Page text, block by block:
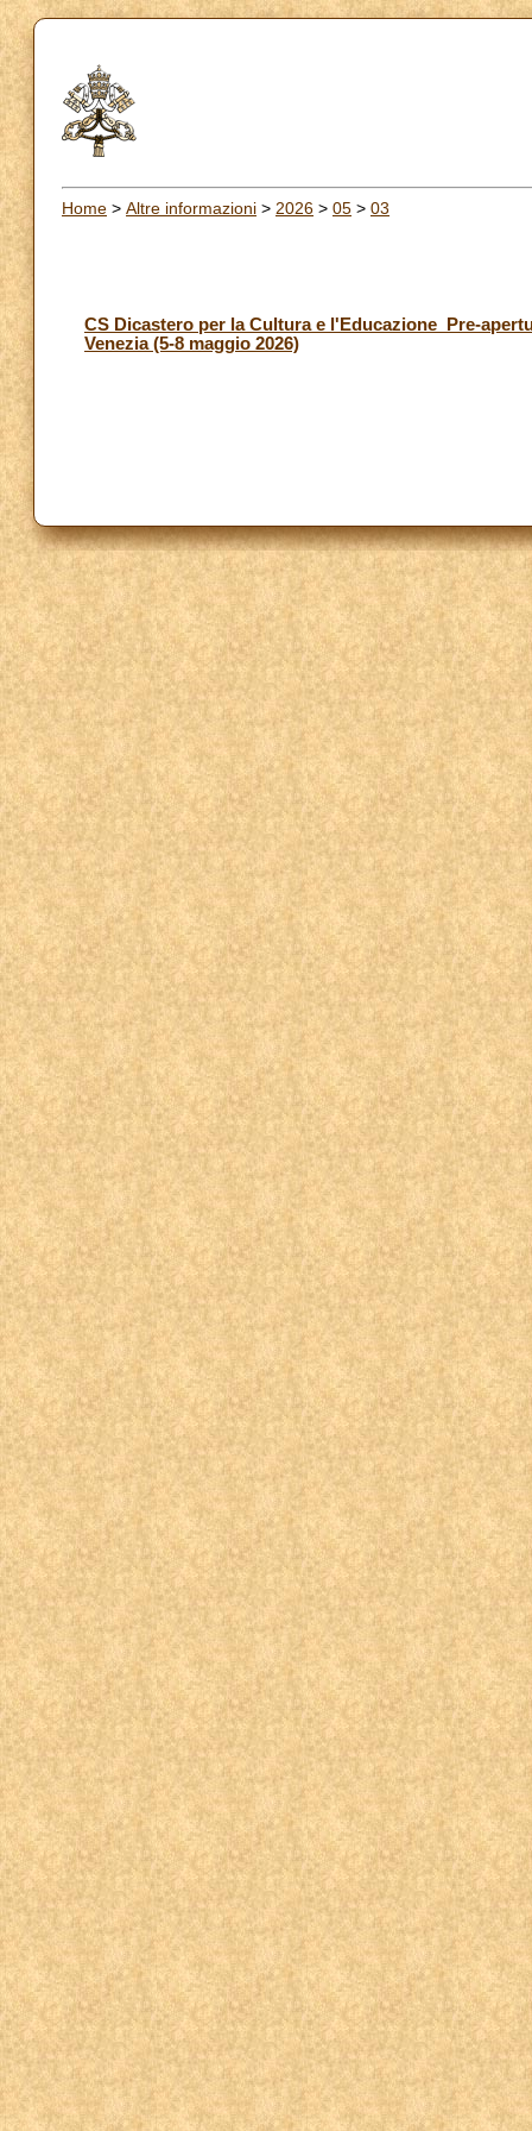
Home > Altre informazioni > 2026 > 05 > 03
CS Dicastero per la Cultura e l'Educazione_Pre-
Venezia (5-8 maggio 2026)